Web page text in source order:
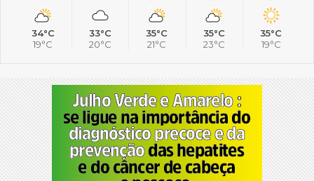
34°C
19°C
33°C
20°C
35°C
21°C
35°C
23°C
35°C
19°C